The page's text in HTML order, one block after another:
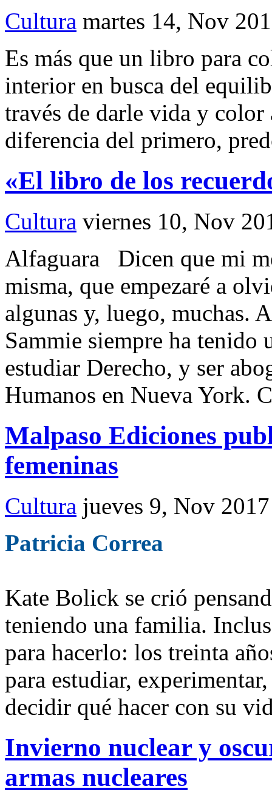
Cultura martes 14, Nov
Es más que un libro para
interior en busca del
través de darle vida y color
diferencia del primero,
«El libro de los
Cultura viernes 10, Nov
Alfaguara Dicen que mi
misma, que empezaré a
algunas y, luego, muchas.
Sammie siempre ha tenido
estudiar Derecho, y ser
Humanos en Nueva York.
Malpaso Ediciones
femeninas
Cultura jueves 9, Nov 2017
Patricia Correa
Kate Bolick se crió
teniendo una familia.
para hacerlo: los treinta
para estudiar,
decidir qué hacer con su
Invierno nuclear y
armas nucleares